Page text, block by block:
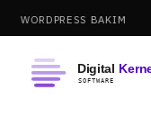
BAKIM